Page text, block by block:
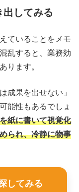
してみる
ていることをメモ
乱すると、業務効
ります。
成果を出せない」
能性もあるでしょ
紙に書いて視覚化
られ、冷静に物事
してみる